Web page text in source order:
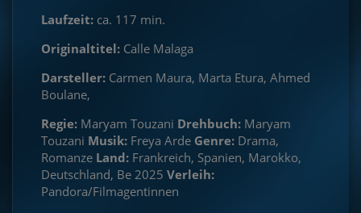
Laufzeit: ca. 117 min.
Originaltitel: Calle Malaga
Darsteller: Carmen Maura, Marta Etura, Ahmed
Boulane,
Regie: Maryam Touzani Drehbuch: Maryam
Touzani Musik: Freya Arde Genre: Drama,
Romanze Land: Frankreich, Spanien, Marokko,
Deutschland, Be 2025 Verleih:
Pandora/Filmagentinnen